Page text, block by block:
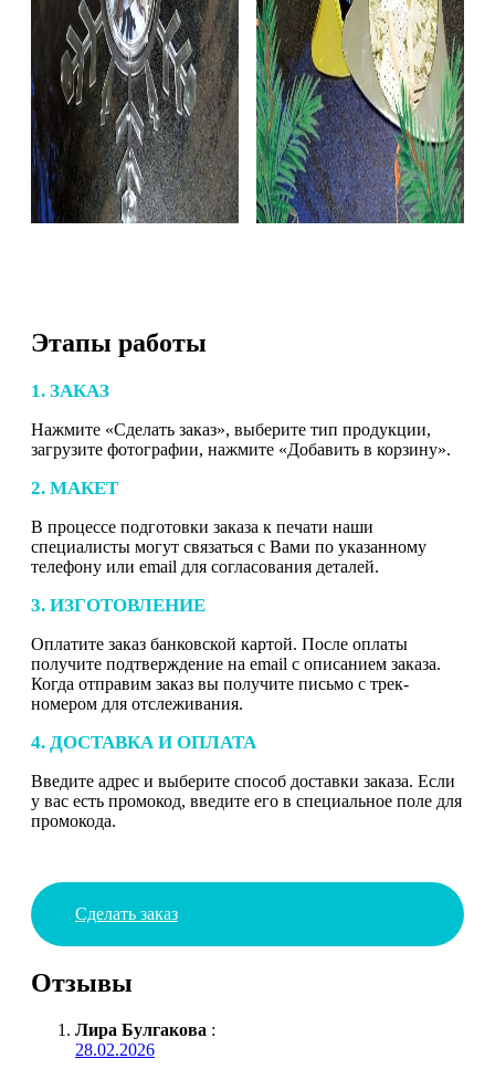
Этапы работы
1. ЗАКАЗ
Нажмите «Сделать заказ», выберите тип продукции,
загрузите фотографии, нажмите «Добавить в корзину».
2. МАКЕТ
В процессе подготовки заказа к печати наши
специалисты могут связаться с Вами по указанному
телефону или email для согласования деталей.
3. ИЗГОТОВЛЕНИЕ
Оплатите заказ банковской картой. После оплаты
получите подтверждение на email с описанием заказа.
Когда отправим заказ вы получите письмо с трек-
номером для отслеживания.
4. ДОСТАВКА И ОПЛАТА
Введите адрес и выберите способ доставки заказа. Если
у вас есть промокод, введите его в специальное поле для
промокода.
Сделать заказ
Отзывы
Лира Булгакова :
28.02.2026